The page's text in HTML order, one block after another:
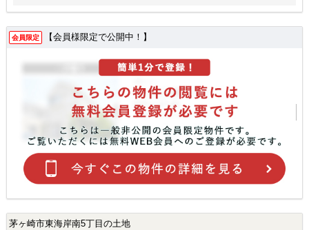
会員限定 【会員様限定で公開中！】
茅ヶ崎市東海岸南5丁目の土地